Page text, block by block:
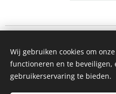
© 2026Let's Repeat -
8560 Wevelgem - BTW
Algemene
Wij gebruiken cookies om
functioneren en te beveiligen,
gebruikerservaring te bieden.